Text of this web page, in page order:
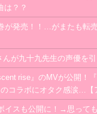
は？？
が発売！！…がまたも転
んが九十九先生の声優を
rise』のMVが公開！
コラボにオタク感涙…【
イスも公開に！→思って